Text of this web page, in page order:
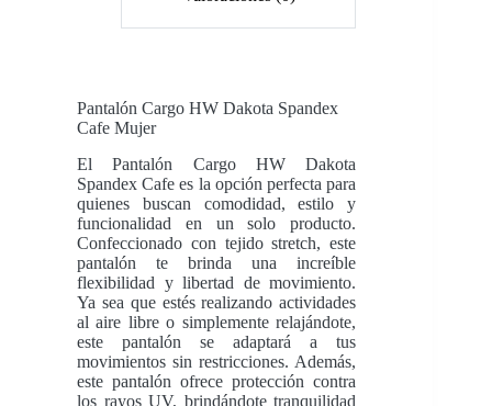
Pantalón Cargo HW Dakota Spandex
Cafe Mujer
El Pantalón Cargo HW Dakota
Spandex Cafe es la opción perfecta para
quienes buscan comodidad, estilo y
funcionalidad en un solo producto.
Confeccionado con tejido stretch, este
pantalón te brinda una increíble
flexibilidad y libertad de movimiento.
Ya sea que estés realizando actividades
al aire libre o simplemente relajándote,
este pantalón se adaptará a tus
movimientos sin restricciones. Además,
este pantalón ofrece protección contra
los rayos UV, brindándote tranquilidad